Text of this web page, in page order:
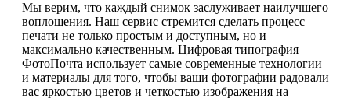
Мы верим, что каждый снимок заслуживает наилучшего
воплощения. Наш сервис стремится сделать процесс
печати не только простым и доступным, но и
максимально качественным. Цифровая типография
ФотоПочта использует самые современные технологии
и материалы для того, чтобы ваши фотографии радовали
вас яркостью цветов и четкостью изображения на